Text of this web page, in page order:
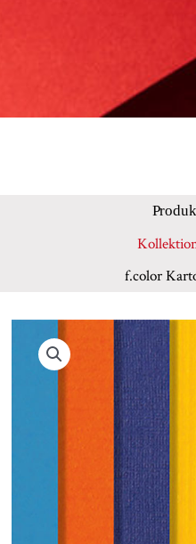
f.color